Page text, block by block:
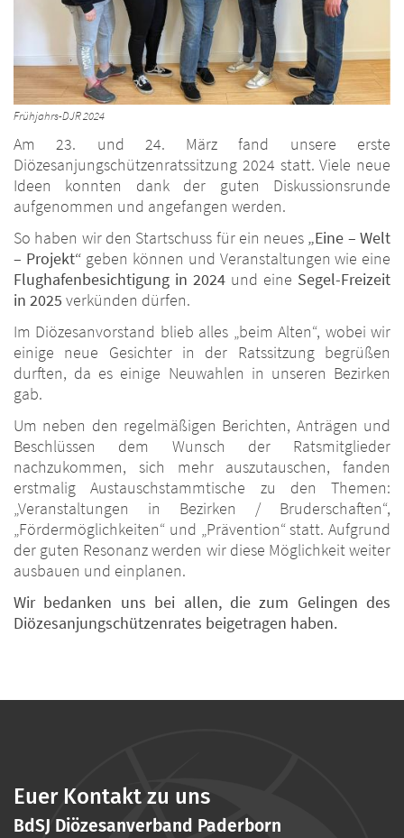
Frühjahrs-DJR 2024
Am 23. und 24. März fand unsere erste
Diözesanjungschützenratssitzung 2024 statt. Viele neue
Ideen konnten dank der guten Diskussionsrunde
aufgenommen und angefangen werden.
So haben wir den Startschuss für ein neues „Eine – Welt
– Projekt“ geben können und Veranstaltungen wie eine
Flughafenbesichtigung in 2024 und eine Segel-Freizeit
in 2025 verkünden dürfen.
Im Diözesanvorstand blieb alles „beim Alten“, wobei wir
einige neue Gesichter in der Ratssitzung begrüßen
durften, da es einige Neuwahlen in unseren Bezirken
gab.
Um neben den regelmäßigen Berichten, Anträgen und
Beschlüssen dem Wunsch der Ratsmitglieder
nachzukommen, sich mehr auszutauschen, fanden
erstmalig Austauschstammtische zu den Themen:
„Veranstaltungen in Bezirken / Bruderschaften“,
„Fördermöglichkeiten“ und „Prävention“ statt. Aufgrund
der guten Resonanz werden wir diese Möglichkeit weiter
ausbauen und einplanen.
Wir bedanken uns bei allen, die zum Gelingen des
Diözesanjungschützenrates beigetragen haben.
Euer Kontakt zu uns
BdSJ Diözesanverband Paderborn